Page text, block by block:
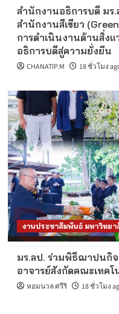
สำนักงานอธิการบดี มร
สำนักงานสีเขียว
การดำเนินงานด้านสิ่ง
อธิการบดีสู่ความยั่งยืน
CHANATIP.M 18 ชั่วโมง
งานประชาสัมพันธ์ มหาวิทยา
มร.ลป. ร่วมพิธีฌาปนกิ
อาจารย์สังกัดคณะเทคโ
หอมนวล ศรีริ 18 ชั่วโมง